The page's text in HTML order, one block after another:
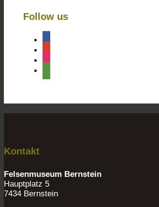
Follow us
Kontakt
Felsenmuseum Bernstein
Hauptplatz 5
7434 Bernstein